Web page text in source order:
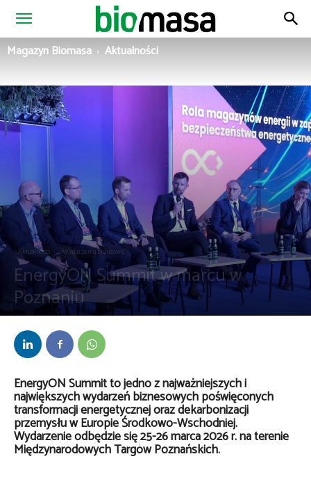
Magazyn
Biomasa
Magazyn Biomasa Aktualności
Aktualności Wydarzenia branżowe
EnergyON Summit w marcu w
Poznaniu
Przez Redakcja-
EnergyON Summit to jedno z najważniejszych i
największych wydarzeń biznesowych poświęconych
transformacji energetycznej oraz dekarbonizacji
przemysłu w Europie Środkowo-Wschodniej.
Wydarzenie odbędzie się 25-26 marca 2026 r. na terenie
Międzynarodowych Targów Poznańskich.